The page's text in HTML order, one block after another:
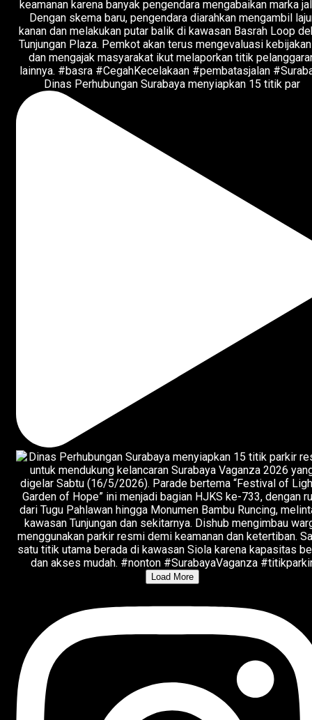
Dinas Perhubungan Surabaya menyiapkan 15 titik par
Load More